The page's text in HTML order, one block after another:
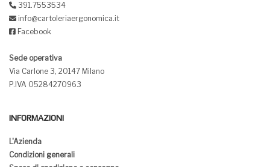
391.7553534
info@cartoleriaergonomica.it
Facebook
Sede operativa
Via Carlone 3, 20147 Milano
P.IVA 05284270963
INFORMAZIONI
L'Azienda
Condizioni generali